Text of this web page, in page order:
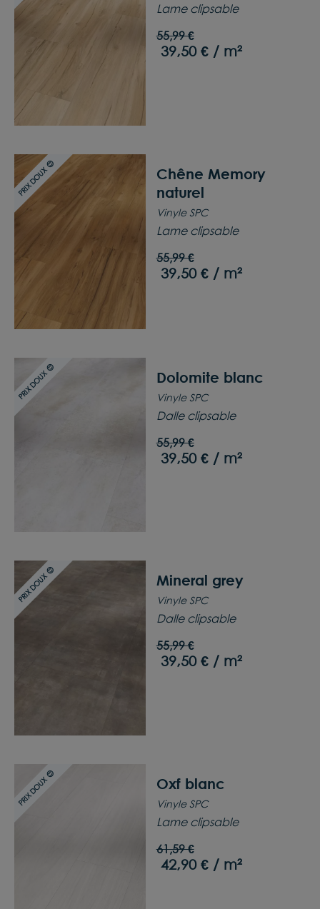
Lame clipsable
55,99 €
39,50 € / m²
PRIX DOUX 😊
Chêne Memory
naturel
Vinyle SPC
Lame clipsable
55,99 €
39,50 € / m²
PRIX DOUX 😊 Dolomite blanc
Vinyle SPC
Dalle clipsable
55,99 €
39,50 € / m²
PRIX DOUX 😊 Mineral grey
Vinyle SPC
Dalle clipsable
55,99 €
39,50 € / m²
PRIX DOUX 😊 Oxf blanc
Vinyle SPC
Lame clipsable
61,59 €
42,90 € / m²